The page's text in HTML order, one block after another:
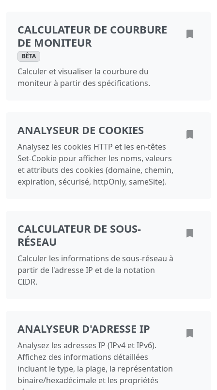
CALCULATEUR DE COURBURE
DE MONITEUR
BÊTA
Calculer et visualiser la courbure du
moniteur à partir des spécifications.
ANALYSEUR DE COOKIES
Analysez les cookies HTTP et les en-têtes
Set-Cookie pour afficher les noms, valeurs
et attributs des cookies (domaine, chemin,
expiration, sécurisé, httpOnly, sameSite).
CALCULATEUR DE SOUS-
RÉSEAU
Calculer les informations de sous-réseau à
partir de l'adresse IP et de la notation
CIDR.
ANALYSEUR D'ADRESSE IP
Analysez les adresses IP (IPv4 et IPv6).
Affichez des informations détaillées
incluant le type, la plage, la représentation
binaire/hexadécimale et les propriétés